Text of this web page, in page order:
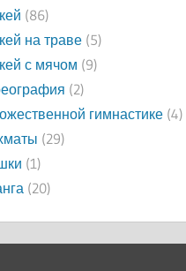
(86)
на траве(5)
с мячом (9)
(2)
гимнастике(4)
(29)
(1)
(20)